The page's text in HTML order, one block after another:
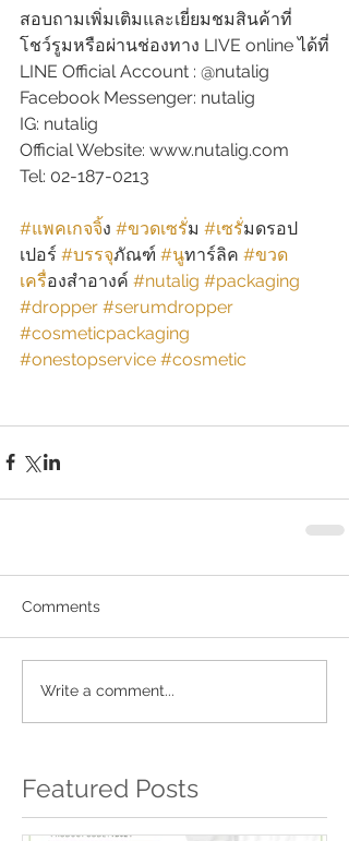
สอบถามเพิ่มเติมและเยี่ยมชมสินค้าที่
โชว์รูมหรือผ่านช่องทาง LIVE online ได้ที่
LINE Official Account : @nutalig
Facebook Messenger: nutalig
IG: nutalig
Official Website: www.nutalig.com
Tel: 02-187-0213
#แพคเกจจิ้ง #ขวดเซรั่ม #เซรั่มดรอป
เปอร์ #บรรจุภัณฑ์ #นูทาร์ลิค #ขวด
เครื่องสำอางค์ #nutalig #packaging
#dropper #serumdropper
#cosmeticpackaging
#onestopservice #cosmetic
Comments
Write a comment...
Featured Posts